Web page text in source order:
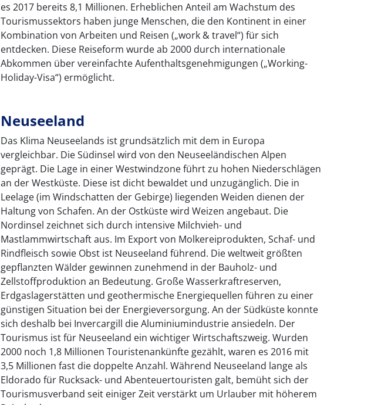
es 2017 bereits 8,1 Millionen. Erheblichen Anteil am Wachstum des
Tourismussektors haben junge Menschen, die den Kontinent in einer
Kombination von Arbeiten und Reisen („work & travel“) für sich
entdecken. Diese Reiseform wurde ab 2000 durch internationale
Abkommen über vereinfachte Aufenthaltsgenehmigungen („Working-
Holiday-Visa“) ermöglicht.
Neuseeland
Das Klima Neuseelands ist grundsätzlich mit dem in Europa
vergleichbar. Die Südinsel wird von den Neuseeländischen Alpen
geprägt. Die Lage in einer Westwindzone führt zu hohen Niederschlägen
an der Westküste. Diese ist dicht bewaldet und unzugänglich. Die in
Leelage (im Windschatten der Gebirge) liegenden Weiden dienen der
Haltung von Schafen. An der Ostküste wird Weizen angebaut. Die
Nordinsel zeichnet sich durch intensive Milchvieh- und
Mastlammwirtschaft aus. Im Export von Molkereiprodukten, Schaf- und
Rindfleisch sowie Obst ist Neuseeland führend. Die weltweit größten
gepflanzten Wälder gewinnen zunehmend in der Bauholz- und
Zellstoffproduktion an Bedeutung. Große Wasserkraftreserven,
Erdgaslagerstätten und geothermische Energiequellen führen zu einer
günstigen Situation bei der Energieversorgung. An der Südküste konnte
sich deshalb bei Invercargill die Aluminiumindustrie ansiedeln. Der
Tourismus ist für Neuseeland ein wichtiger Wirtschaftszweig. Wurden
2000 noch 1,8 Millionen Touristenankünfte gezählt, waren es 2016 mit
3,5 Millionen fast die doppelte Anzahl. Während Neuseeland lange als
Eldorado für Rucksack- und Abenteuertouristen galt, bemüht sich der
Tourismusverband seit einiger Zeit verstärkt um Urlauber mit höherem